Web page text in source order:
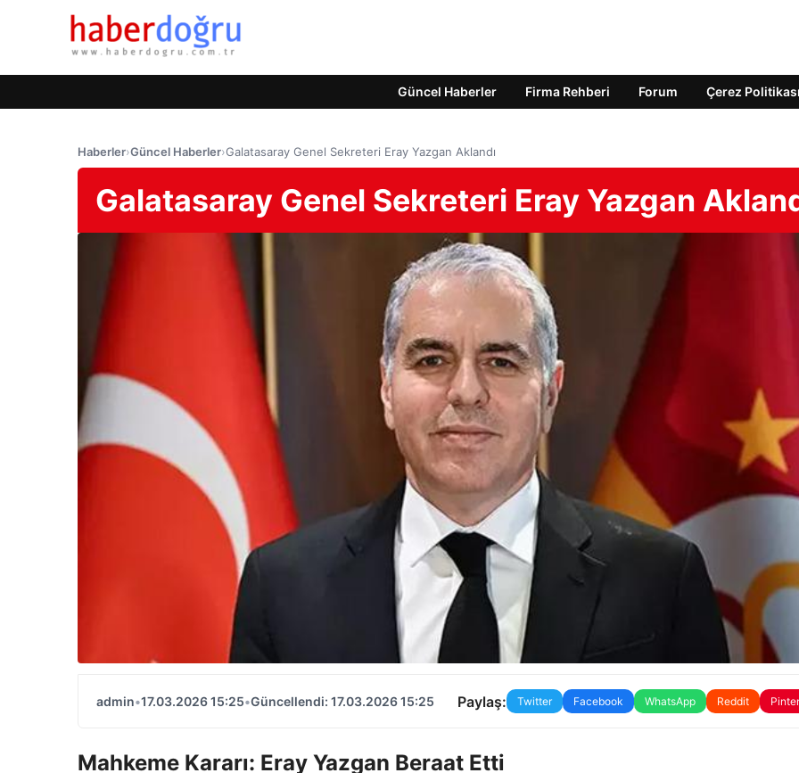
Güncel Haberler Firma Rehberi Forum Çerez Politikası
Haberler›Güncel Haberler›Galatasaray Genel Sekreteri Eray Yazgan Aklandı
Galatasaray Genel Sekreteri Eray Yazgan
admin•17.03.2026 15:25•Güncellendi: 17.03.2026 15:25 Paylaş: Twitter Facebook WhatsApp Reddit
Mahkeme Kararı: Eray Yazgan Beraat Etti